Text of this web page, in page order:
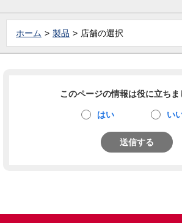
ホーム 製品 店舗の選択
このページの情報は役に立ちま
はい い
送信する